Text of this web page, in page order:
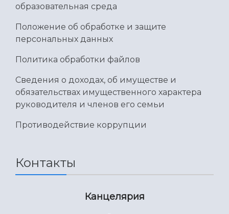
образовательная среда
Положение об обработке и защите
персональных данных
Политика обработки файлов
Сведения о доходах, об имуществе и
обязательствах имущественного характера
руководителя и членов его семьи
Противодействие коррупции
Контакты
Канцелярия